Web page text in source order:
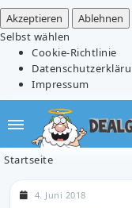
Akzeptieren
Ablehnen
Selbst wählen
Cookie-Richtlinie
Impressum
Startseite
4. Juni 2018